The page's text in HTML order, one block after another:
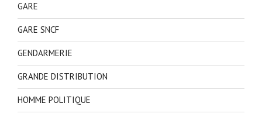
GARE
GARE SNCF
GENDARMERIE
GRANDE DISTRIBUTION
HOMME POLITIQUE